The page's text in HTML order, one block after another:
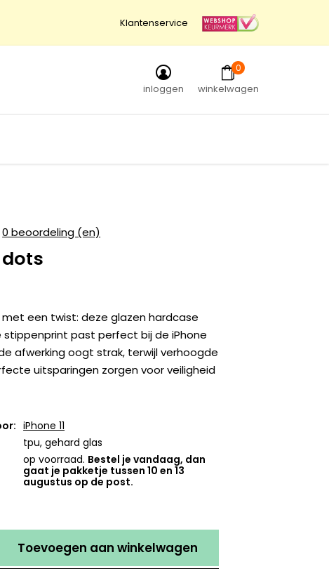
Klantenservice
inloggen
0
winkelwagen
0 beoordeling (en)
met een twist: deze glazen hardcase
past perfect bij de iPhone
afwerking oogt strak, terwijl verhoogde
uitsparingen zorgen voor veiligheid
iPhone 11
tpu, gehard glas
op voorraad. Bestel je vandaag, dan
gaat je pakketje tussen 10 en 13
augustus op de post.
Toevoegen aan winkelwagen